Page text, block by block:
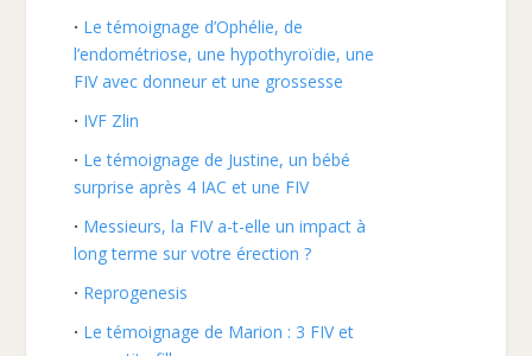
Le témoignage d’Ophélie, de
l’endométriose, une hypothyroïdie, une
FIV avec donneur et une grossesse
IVF Zlin
Le témoignage de Justine, un bébé
surprise après 4 IAC et une FIV
Messieurs, la FIV a-t-elle un impact à
long terme sur votre érection ?
Reprogenesis
Le témoignage de Marion : 3 FIV et